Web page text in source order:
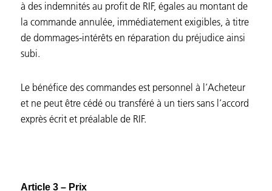
à des indemnités au profit de RIF, égales au montant de
la commande annulée, immédiatement exigibles, à titre
de dommages-intérêts en réparation du préjudice ainsi
subi.
Le bénéfice des commandes est personnel à l’Acheteur
et ne peut être cédé ou transféré à un tiers sans l’accord
exprès écrit et préalable de RIF.
Article 3 – Prix